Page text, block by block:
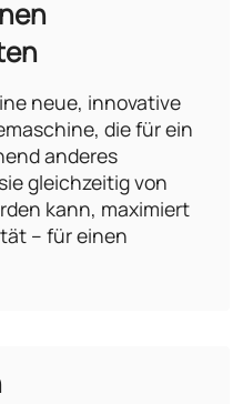
neue, innovative
die für ein
anderes
gleichzeitig von
kann, maximiert
– für einen